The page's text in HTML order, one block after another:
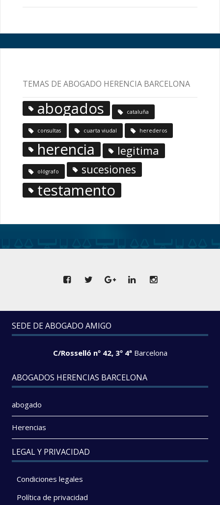
TEMAS DE ABOGADO HERENCIA BARCELONA
abogados cataluña
consultas cuarta viudal herederos
herencia legitima
ológrafo sucesiones
testamento
SEDE DE ABOGADO AMIGO
C/Rosselló nº 42, 3º 4ª Barcelona
ABOGADOS HERENCIAS BARCELONA
abogado
Herencias
LEGAL Y PRIVACIDAD
Condiciones legales
Política de privacidad